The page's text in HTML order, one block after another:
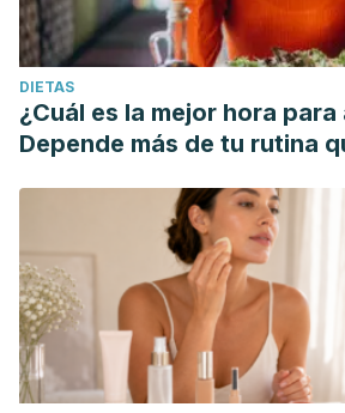
DIETAS
¿Cuál es la mejor hora para
Depende más de tu rutina